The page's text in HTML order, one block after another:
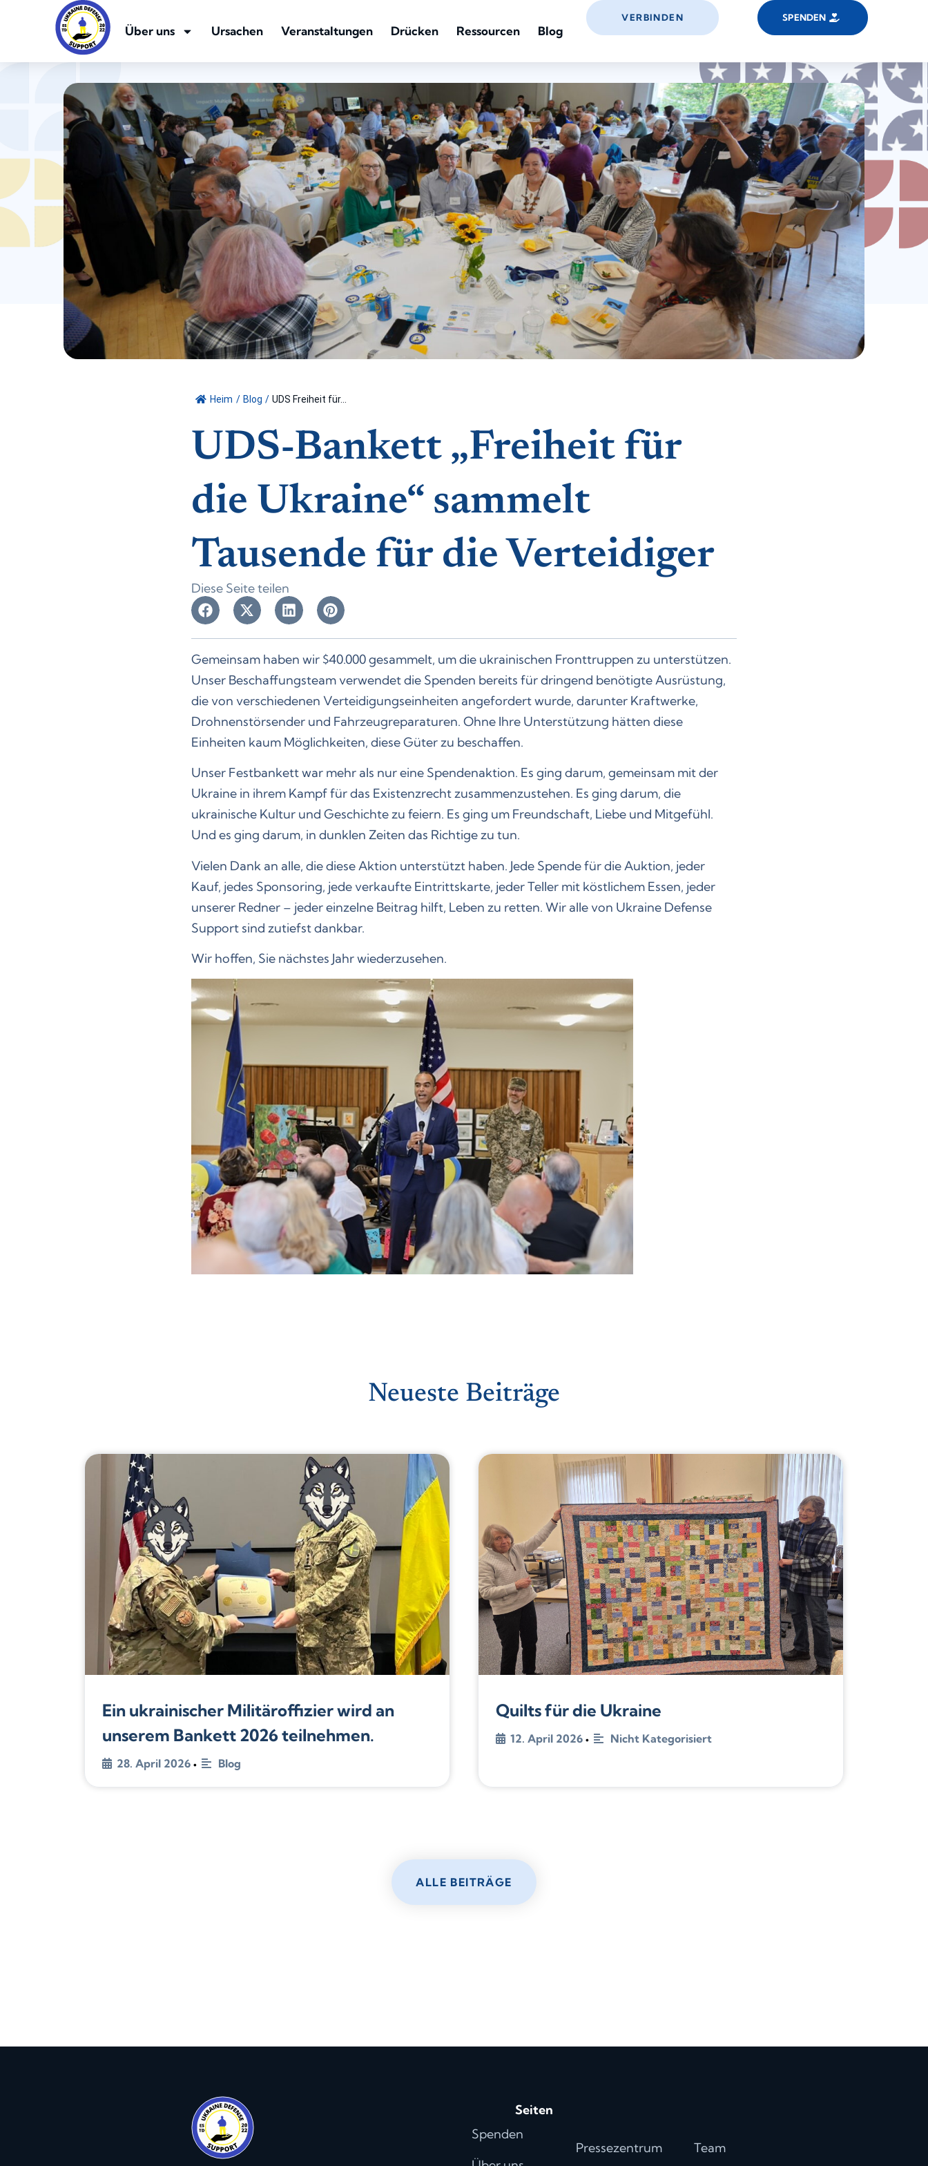
Über uns Ursachen Veranstaltungen Drücken Ressourcen Blog
VERBINDEN SPENDEN
Heim / Blog / UDS Freiheit für...
UDS-Bankett „Freiheit für
die Ukraine“ sammelt
Tausende für die Verteidiger
Diese Seite teilen
Gemeinsam haben wir $40.000 gesammelt, um die ukrainischen Fronttruppen zu unterstützen.
Unser Beschaffungsteam verwendet die Spenden bereits für dringend benötigte Ausrüstung,
die von verschiedenen Verteidigungseinheiten angefordert wurde, darunter Kraftwerke,
Drohnenstörsender und Fahrzeugreparaturen. Ohne Ihre Unterstützung hätten diese
Einheiten kaum Möglichkeiten, diese Güter zu beschaffen.
Unser Festbankett war mehr als nur eine Spendenaktion. Es ging darum, gemeinsam mit der
Ukraine in ihrem Kampf für das Existenzrecht zusammenzustehen. Es ging darum, die
ukrainische Kultur und Geschichte zu feiern. Es ging um Freundschaft, Liebe und Mitgefühl.
Und es ging darum, in dunklen Zeiten das Richtige zu tun.
Vielen Dank an alle, die diese Aktion unterstützt haben. Jede Spende für die Auktion, jeder
Kauf, jedes Sponsoring, jede verkaufte Eintrittskarte, jeder Teller mit köstlichem Essen, jeder
unserer Redner – jeder einzelne Beitrag hilft, Leben zu retten. Wir alle von Ukraine Defense
Support sind zutiefst dankbar.
Wir hoffen, Sie nächstes Jahr wiederzusehen.
Neueste Beiträge
Ein ukrainischer Militäroffizier wird an
unserem Bankett 2026 teilnehmen.
28. April 2026 • Blog
Quilts für die Ukraine
12. April 2026 • Nicht Kategorisiert
ALLE BEITRÄGE
Seiten
Spenden
Pressezentrum Team